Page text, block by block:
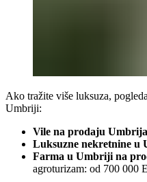
Ako tražite više luksuza,
Umbriji:
Vile na prodaju Umbrija
Luksuzne nekretnine u
Farma u Umbriji na
agroturizam: od 700 000